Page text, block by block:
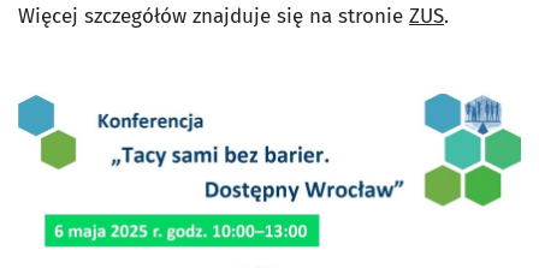
Więcej szczegółów znajduje się na stronie ZUS.